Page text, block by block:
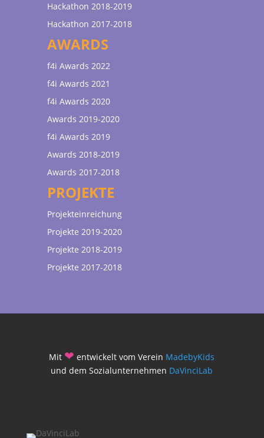
Hackathon 2018-2019
Hackathon 2017-2018
AWARDS
f4i Awards 2022
f4i Awards 2021
f4i Awards 2020
Awards 2019-2020
f4i Awards 2019
Awards 2018-2019
Awards 2017-2018
PROJEKTE
Projekteinreichung
Projekte 2019-2020
Projekte 2018-2019
Projekte 2017-2018
Mit ❤ entwickelt vom Verein MadebyKids
und dem Sozialunternehmen DaVinciLab